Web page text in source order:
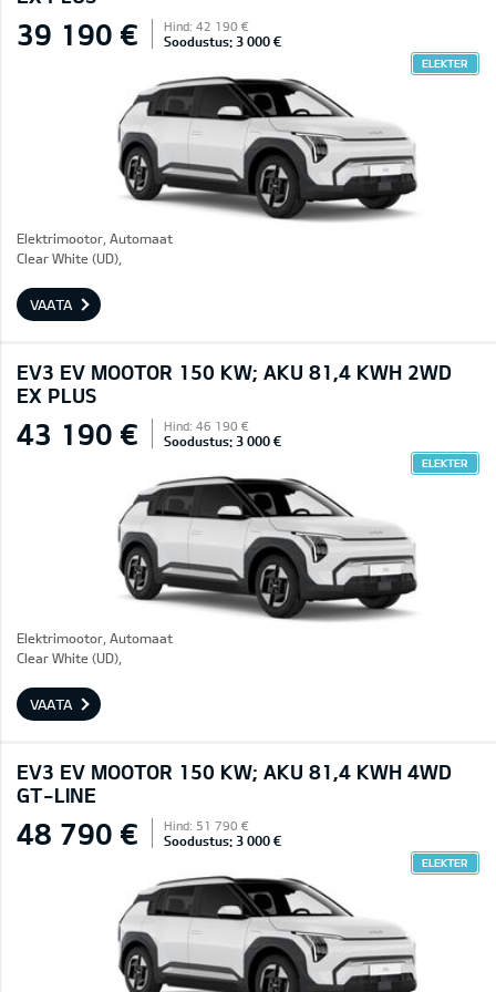
39 190 € Hind: 42 190 €
Soodustus: 3 000 €
ELEKTER
Elektrimootor, Automaat
Clear White (UD),
VAATA
EV3 EV MOOTOR 150 KW; AKU 81,4 KWH 2WD
EX PLUS
43 190 € Hind: 46 190 €
Soodustus: 3 000 €
ELEKTER
Elektrimootor, Automaat
Clear White (UD),
VAATA
EV3 EV MOOTOR 150 KW; AKU 81,4 KWH 4WD
GT-LINE
48 790 € Hind: 51 790 €
Soodustus: 3 000 €
ELEKTER